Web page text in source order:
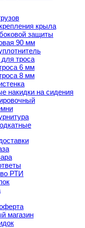
крыла
защиты
90 мм
троса
6 мм
8 мм
накидки на сидения
РТИ
магазин